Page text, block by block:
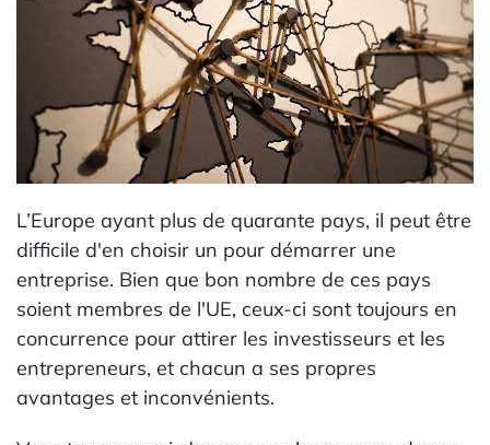
L’Europe ayant plus de quarante pays, il peut être
difficile d'en choisir un pour démarrer une
entreprise. Bien que bon nombre de ces pays
soient membres de l'UE, ceux-ci sont toujours en
concurrence pour attirer les investisseurs et les
entrepreneurs, et chacun a ses propres
avantages et inconvénients.